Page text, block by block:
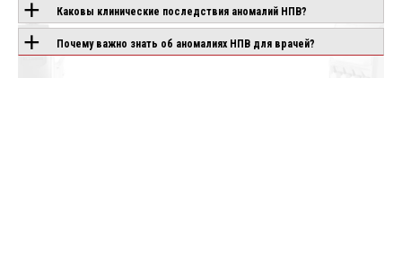
Каковы клинические последствия аномалий НПВ?
Почему важно знать об аномалиях НПВ для врачей?
AIR
CANON APLIO
CHISON SONOGO